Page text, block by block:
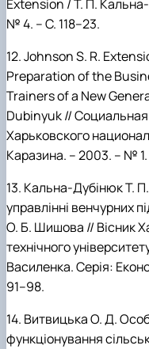
Extension / Т. П.
№ 4. – C. 118–23.
12.JohnsonS. R.
Preparation of the
Trainers of a New
Dubinyuk//
Харьковского
Каразина. – 2003. – № 1.
13. Кальна-ДубінюкТ.
управлінні венчурних
О. Б. Шишова // Вісник
технічного
Василенка. Серія:
91–98.
14. ВитвицькаО.Д.
функціонування